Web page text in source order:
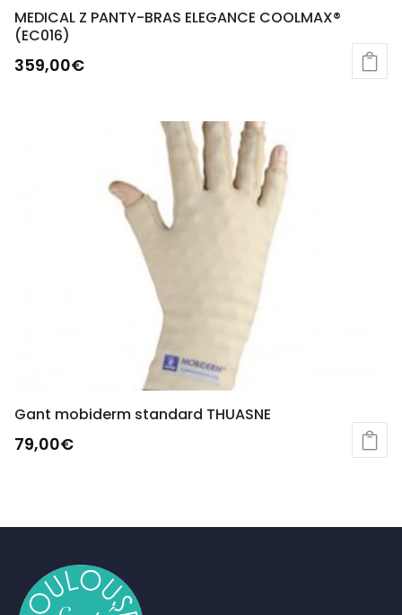
MEDICAL Z PANTY-BRAS ELEGANCE COOLMAX®
(EC016)
359,00€
Gant mobiderm standard THUASNE
79,00€
plusieurs
options
peuvent